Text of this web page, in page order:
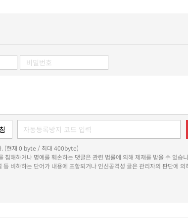
. (현재 0 byte / 최대 400byte)
침해하거나 명예를 훼손하는 댓글은 관련 법률에 의해 제재를 받을 수 있습
등 비하하는 단어가 내용에 포함되거나 인신공격성 글은 관리자의 판단에 의